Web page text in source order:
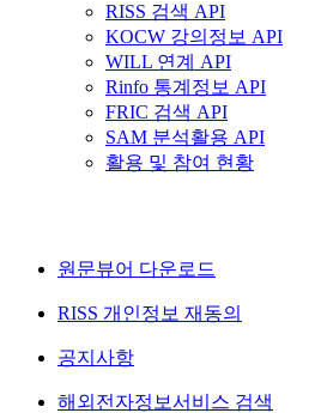
RISS 검색 API
KOCW 강의정보 API
WILL 연계 API
Rinfo 통계정보 API
FRIC 검색 API
SAM 분석활용 API
활용 및 참여 현황
원문뷰어 다운로드
RISS 개인정보 재동의
공지사항
해외전자정보서비스 검색